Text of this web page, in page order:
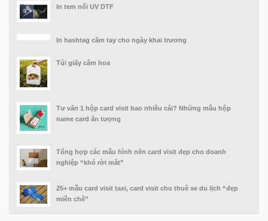
In tem nổi UV DTF
In hashtag cầm tay cho ngày khai trương
Túi giấy cắm hoa
Tư vấn 1 hộp card visit bao nhiêu cái? Những mẫu hộp
name card ấn tượng
Tổng hợp các mẫu hình nền card visit đẹp cho doanh
nghiệp “khó rời mắt”
25+ mẫu card visit taxi, card visit cho thuê xe du lịch “đẹp
miễn chê”